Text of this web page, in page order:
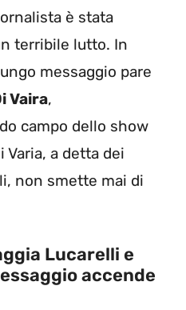
è stata
terribile lutto. In
messaggio pare
Vaira,
campo dello show
Varia, a detta dei
non smette mai di
Lucarelli e
accende